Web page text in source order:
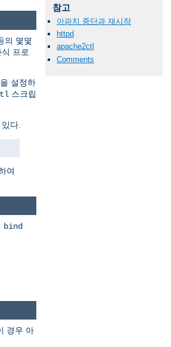
참고
아파치 중단과 재시작
httpd
apache2ctl
Comments
의 몇몇
프로
설정하
스크립
다.
여
bind
경우 아